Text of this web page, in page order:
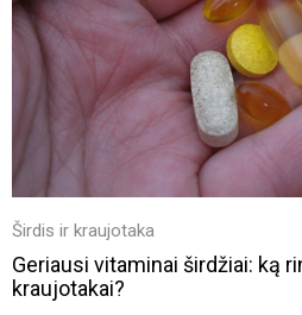
Širdis ir kraujotaka
Geriausi vitaminai širdžiai: ką
kraujotakai?